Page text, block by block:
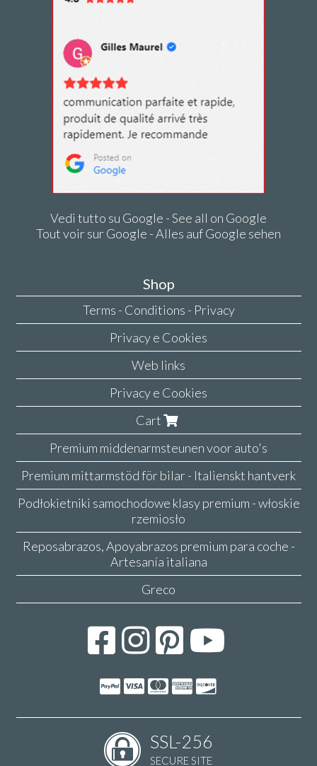
Vedi tutto su Google - See all on Google
Tout voir sur Google - Alles auf Google sehen
Shop
Terms - Conditions - Privacy
Privacy e Cookies
Web links
Privacy e Cookies
Cart
Premium middenarmsteunen voor auto's
Premium mittarmstöd för bilar - Italienskt hantverk
Podłokietniki samochodowe klasy premium - włoskie
rzemiosło
Reposabrazos, Apoyabrazos premium para coche -
Artesanía italiana
Greco
SSL-256
SECURE SITE